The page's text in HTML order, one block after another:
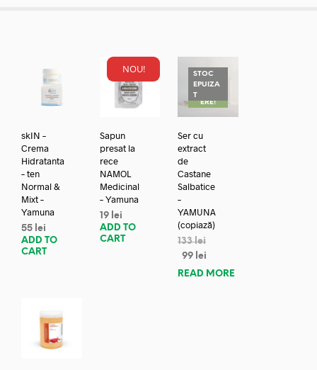
skIN –
Crema
Hidratanta
– ten
Normal &
Mixt –
Yamuna
55 lei
ADD TO
CART
NOU!
Sapun
presat la
rece
NAMOL
Medicinal
– Yamuna
19 lei
ADD TO
CART
STOC
EPUIZA
TREDUC
ERE!
Ser cu
extract
de
Castane
Salbatice
–
YAMUNA
(copiază)
133lei
99 lei
READ MORE